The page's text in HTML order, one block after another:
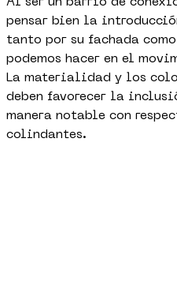
pensar bien la
tanto por su fachada
podemos hacer en el
La materialidad y los
deben favorecer la
manera notable con
colindantes.